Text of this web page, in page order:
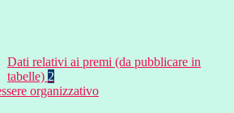
Dati relativi ai premi (da pubblicare in
tabelle) 2
organizzativo